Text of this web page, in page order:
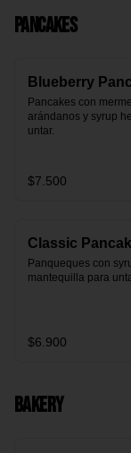
Pancakes
Blueberry
Pancakes con
arándanos y syrup
untar.
$7.500
Classic
Panqueques con
mantequilla para
$6.900
Bakery